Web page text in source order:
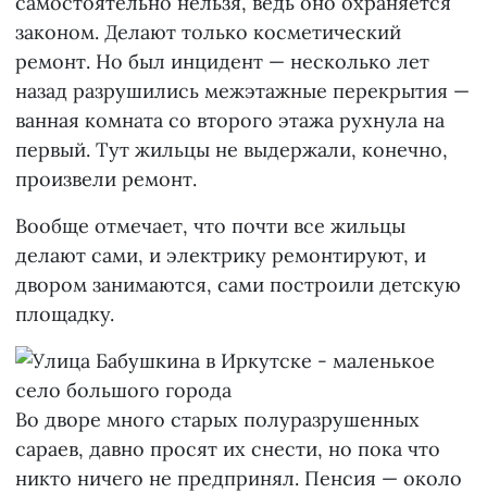
законом. Делают только косметический
ремонт. Но был инцидент — несколько лет
назад разрушились межэтажные перекрытия —
ванная комната со второго этажа рухнула на
первый. Тут жильцы не выдержали, конечно,
произвели ремонт.
Вообще отмечает, что почти все жильцы
делают сами, и электрику ремонтируют, и
двором занимаются, сами построили детскую
площадку.
Во дворе много старых полуразрушенных
сараев, давно просят их снести, но пока что
никто ничего не предпринял. Пенсия — около